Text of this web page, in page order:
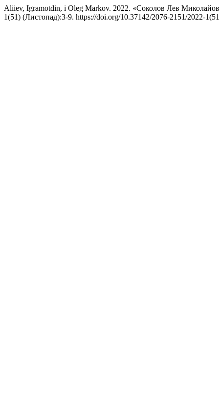
Aliiev, Igramotdin, і Oleg Markov. 2022. «Соколов Лев
1(51) (Листопад):3-9. https://doi.org/10.37142/2076-2151/2022-